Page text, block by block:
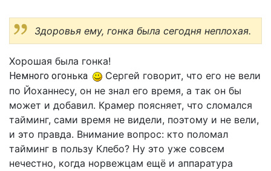
Здоровья ему, гонка была сегодня неплохая.
Хорошая была гонка!
Немного огонька
Сергей говорит, что его не вели
по Йоханнесу, он не знал его время, а так он бы
может и добавил. Крамер поясняет, что сломался
тайминг, сами время не видели, поэтому и не вели,
и это правда. Внимание вопрос: кто поломал
тайминг в пользу Клебо? Ну это уже совсем
нечестно, когда норвежцам ещё и аппаратура